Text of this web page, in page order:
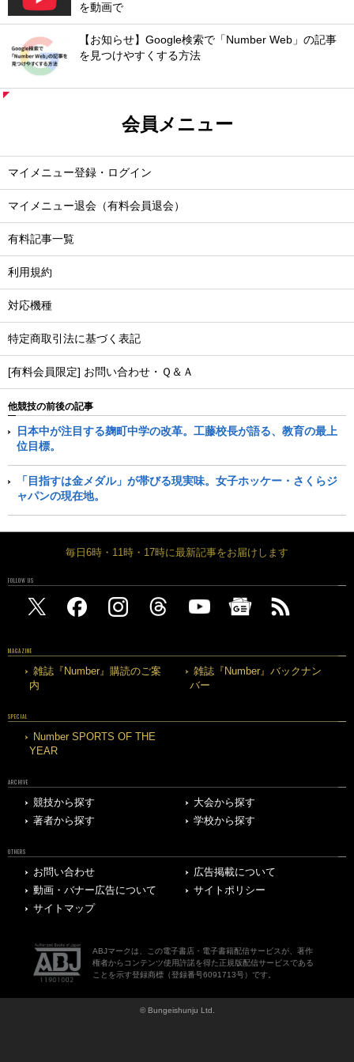
を動画で
【お知らせ】Google検索で「Number Web」の記事
を見つけやすくする方法
会員メニュー
マイメニュー登録・ログイン
マイメニュー退会（有料会員退会）
有料記事一覧
利用規約
対応機種
特定商取引法に基づく表記
[有料会員限定] お問い合わせ・Ｑ＆Ａ
他競技の前後の記事
日本中が注目する麹町中学の改革。工藤校長が語る、教育の最上
位目標。
「目指すは金メダル」が帯びる現実味。女子ホッケー・さくらジ
ャパンの現在地。
毎日6時・11時・17時に最新記事をお届けします
FOLLOW US
MAGAZINE
雑誌『Number』購読のご案
内
雑誌『Number』バックナン
バー
SPECIAL
Number SPORTS OF THE
YEAR
ARCHIVE
競技から探す
大会から探す
著者から探す
学校から探す
OTHERS
お問い合わせ
広告掲載について
動画・バナー広告について
サイトポリシー
サイトマップ
ABJマークは、この電子書店・電子書籍配信サービスが、著作
権者からコンテンツ使用許諾を得た正規版配信サービスである
ことを示す登録商標（登録番号6091713号）です。
© Bungeishunju Ltd.